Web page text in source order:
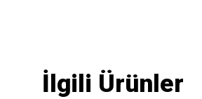
İlgili Ürünler